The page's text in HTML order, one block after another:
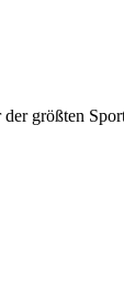
größten